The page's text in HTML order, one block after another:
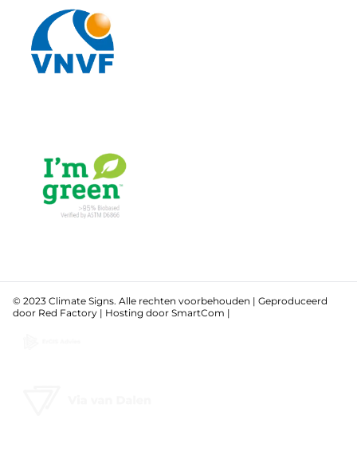
© 2023 Climate Signs. Alle rechten voorbehouden | Geproduceerd
door Red Factory | Hosting door SmartCom |